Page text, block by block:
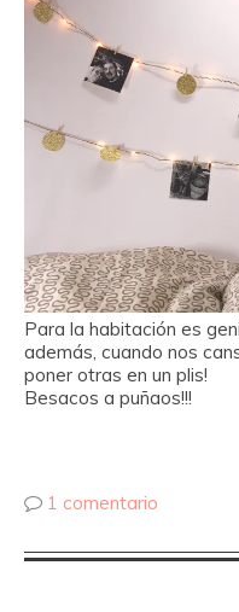
Para la habitación es
además, cuando nos
poner otras en un plis!
Besacos a puñaos!!!
1 comentario